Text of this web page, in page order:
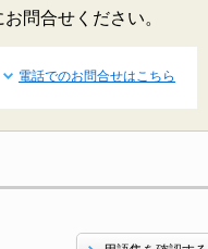
問合せください。
電話でのお問合せはこちら